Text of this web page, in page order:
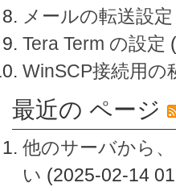
メールの転送設定
Tera Term の設定
WinSCP接続用の
最近の ページ
他のサーバから
い (2025-02-14